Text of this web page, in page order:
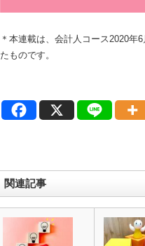
＊本連載は、会計人コース2020年
たものです。
関連記事